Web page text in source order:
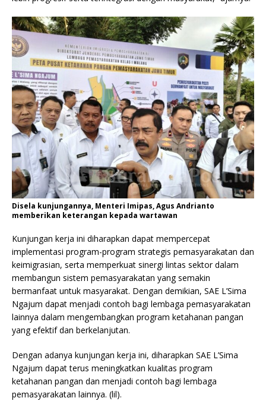
Disela kunjungannya, Menteri Imipas, Agus Andrianto
memberikan keterangan kepada wartawan
Kunjungan kerja ini diharapkan dapat mempercepat
implementasi program-program strategis pemasyarakatan dan
keimigrasian, serta memperkuat sinergi lintas sektor dalam
membangun sistem pemasyarakatan yang semakin
bermanfaat untuk masyarakat. Dengan demikian, SAE L’Sima
Ngajum dapat menjadi contoh bagi lembaga pemasyarakatan
lainnya dalam mengembangkan program ketahanan pangan
yang efektif dan berkelanjutan.
Dengan adanya kunjungan kerja ini, diharapkan SAE L’Sima
Ngajum dapat terus meningkatkan kualitas program
ketahanan pangan dan menjadi contoh bagi lembaga
pemasyarakatan lainnya. (lil).